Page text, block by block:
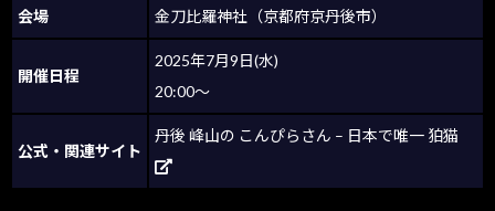
会場 金刀比羅神社（京都府京丹後市）
開催日程
2025年7月9日(水)
20:00～
公式・関連サイト
丹後 峰山の こんぴらさん – 日本で唯一 狛猫